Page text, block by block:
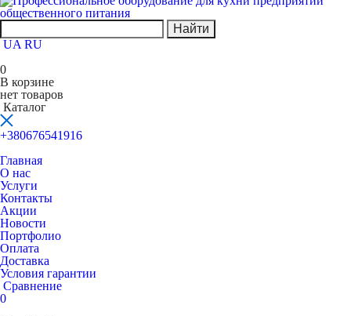
Найти
UA RU
0
В корзине
нет товаров
Каталог
+380676541916
Главная
О нас
Услуги
Контакты
Акции
Новости
Портфолио
Оплата
Доставка
Условия гарантии
Сравнение
0